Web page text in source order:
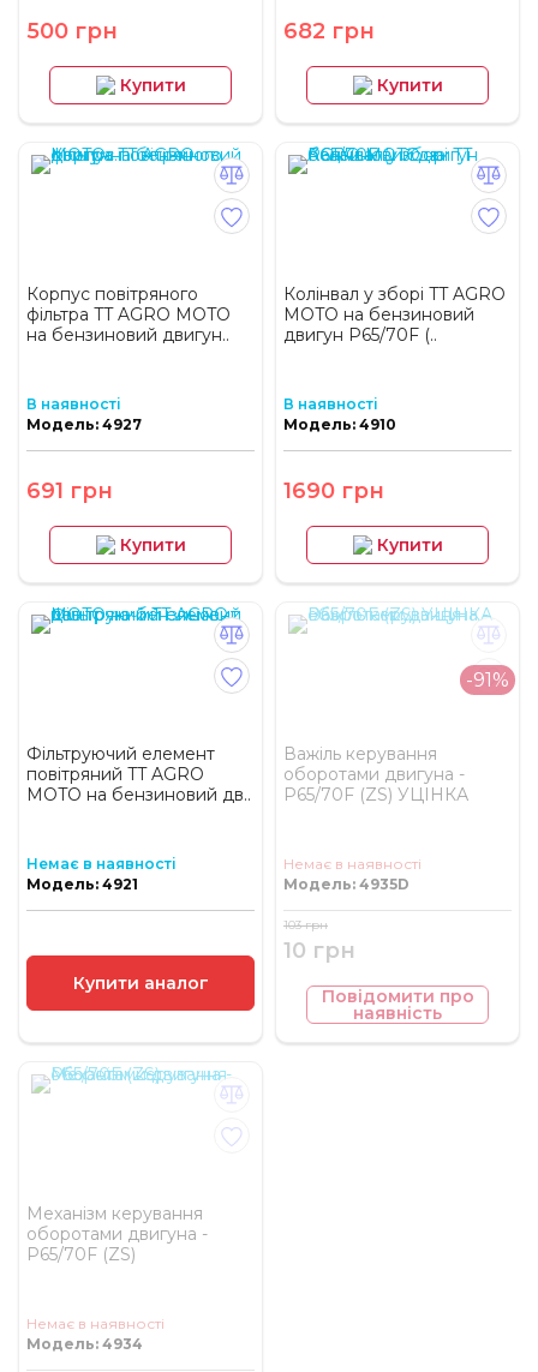
500 грн
Купити
682 грн
Купити
Корпус повітряного
фільтра TT AGRO MOTO
на бензиновий двигун..
В наявності
Модель: 4927
691 грн
Купити
Колінвал у зборі TT AGRO
MOTO на бензиновий
двигун P65/70F (..
В наявності
Модель: 4910
1690 грн
Купити
Фільтруючий елемент
повітряний TT AGRO
MOTO на бензиновий дв..
Немає в наявності
Модель: 4921
Купити аналог
-91%
Важіль керування
оборотами двигуна -
P65/70F (ZS) УЦІНКА
Немає в наявності
Модель: 4935D
10 грн
103 грн
Повідомити про
наявність
Механізм керування
оборотами двигуна -
P65/70F (ZS)
Немає в наявності
Модель: 4934